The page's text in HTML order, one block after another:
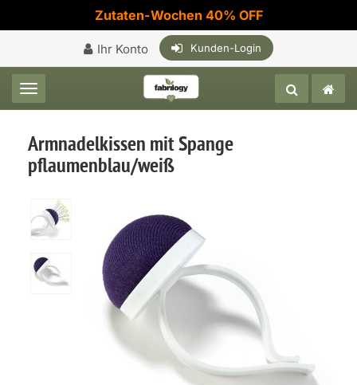
Zutaten-Wochen 40% OFF
Ihr Konto Kunden-Login
Toggle navigation
Armnadelkissen mit Spange
pflaumenblau/weiß